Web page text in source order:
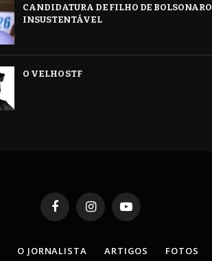
CANDIDATURA DE FILHO DE BOLSONARO
INSUSTENTÁVEL
O VELHO STF
FacebookInstagramYouTube
O JORNALISTA ARTIGOS FOTOS